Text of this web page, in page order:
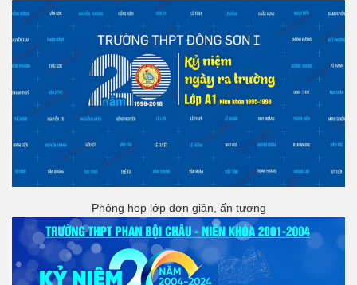
Phông họp lớp đơn giản, ấn tượng